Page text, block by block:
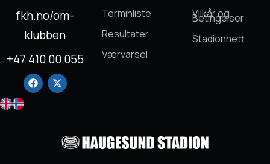
fkh.no/om-
klubben
+47 410 00 055
Terminliste
Resultater
Værvarsel
Vilkår og
Betingelser
Stadionnett